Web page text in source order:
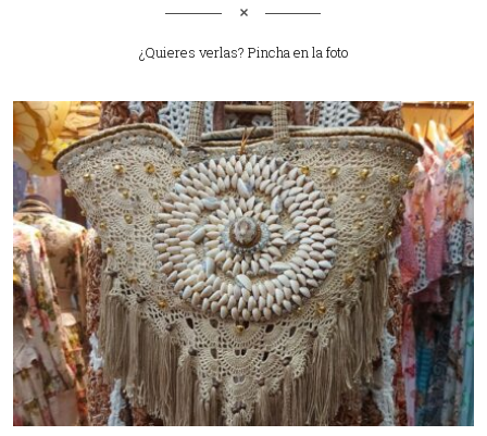
¿Quieres verlas? Pincha en la foto